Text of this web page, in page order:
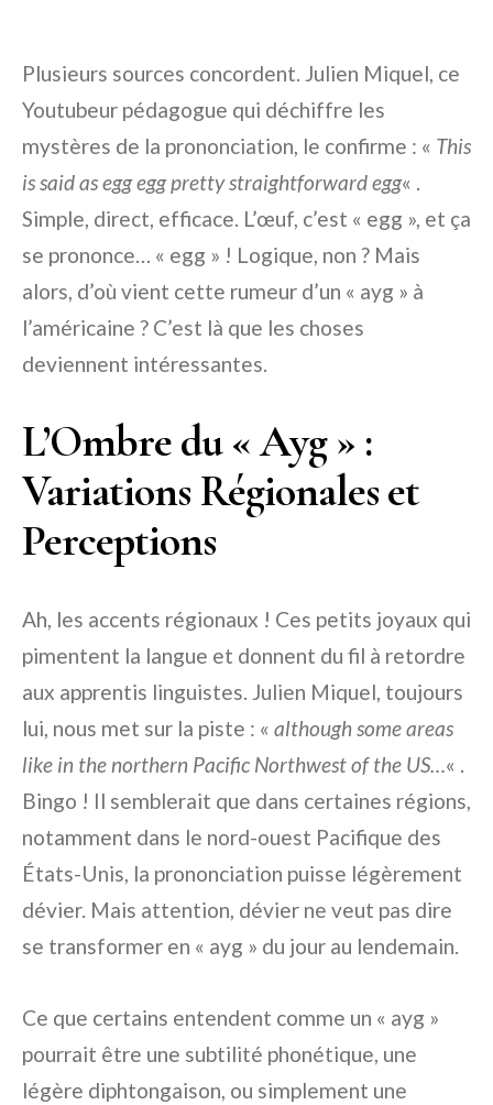
Plusieurs sources concordent. Julien Miquel, ce
Youtubeur pédagogue qui déchiffre les
mystères de la prononciation, le confirme : « This
is said as egg egg pretty straightforward egg« .
Simple, direct, efficace. L’œuf, c’est « egg », et ça
se prononce… « egg » ! Logique, non ? Mais
alors, d’où vient cette rumeur d’un « ayg » à
l’américaine ? C’est là que les choses
deviennent intéressantes.
L’Ombre du « Ayg » :
Variations Régionales et
Perceptions
Ah, les accents régionaux ! Ces petits joyaux qui
pimentent la langue et donnent du fil à retordre
aux apprentis linguistes. Julien Miquel, toujours
lui, nous met sur la piste : « although some areas
like in the northern Pacific Northwest of the US…« .
Bingo ! Il semblerait que dans certaines régions,
notamment dans le nord-ouest Pacifique des
États-Unis, la prononciation puisse légèrement
dévier. Mais attention, dévier ne veut pas dire
se transformer en « ayg » du jour au lendemain.
Ce que certains entendent comme un « ayg »
pourrait être une subtilité phonétique, une
légère diphtongaison, ou simplement une